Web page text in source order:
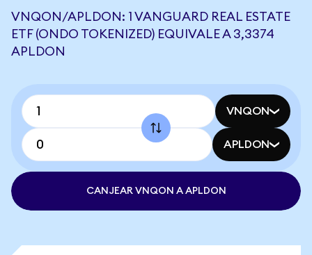
VNQON/APLDON: 1 VANGUARD REAL ESTATE
ETF (ONDO TOKENIZED) EQUIVALE A 3,3374
APLDON
VNQON
APLDON
CANJEAR VNQON A APLDON